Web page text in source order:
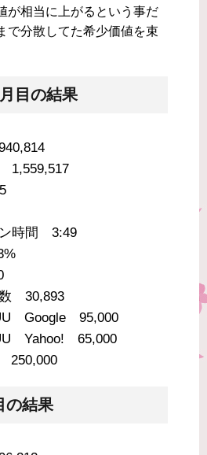
が相当に上がるという事だ
で分散してた希少価値を束
目の結果
1,559,517
時間 3:49
30,893
Google 95,000
Yahoo! 65,000
250,000
の結果